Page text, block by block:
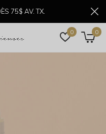
0 0
75$ AV. TX.